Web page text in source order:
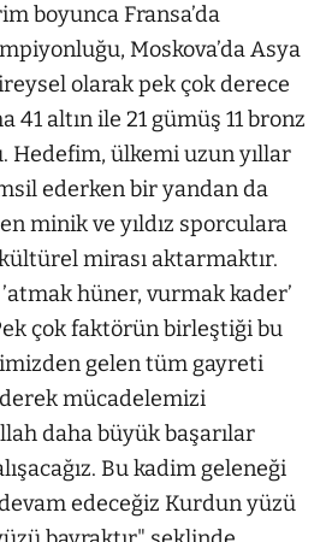
boyunca Fransa’da
Moskova’da Asya
olarak pek çok derece
41 altın ile 21 gümüş 11 bronz
Hedefim, ülkemi uzun yıllar
ederken bir yandan da
minik ve yıldız sporculara
mirası aktarmaktır.
hüner, vurmak kader’
çok faktörün birleştiği bu
gelen tüm gayreti
mücadelemizi
daha büyük başarılar
Bu kadim geleneği
edeceğiz Kurdun yüzü